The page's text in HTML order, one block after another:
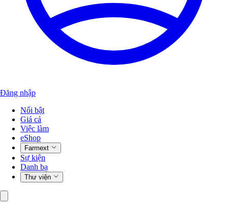
Đăng nhập
Nổi bật
Giá cả
Việc làm
eShop
Farmext
Sự kiện
Danh bạ
Thư viện